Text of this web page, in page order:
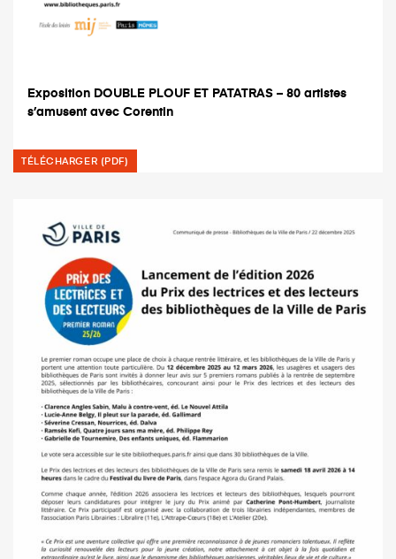
Exposition DOUBLE PLOUF ET PATATRAS – 80 artistes
s’amusent avec Corentin
TÉLÉCHARGER (PDF)